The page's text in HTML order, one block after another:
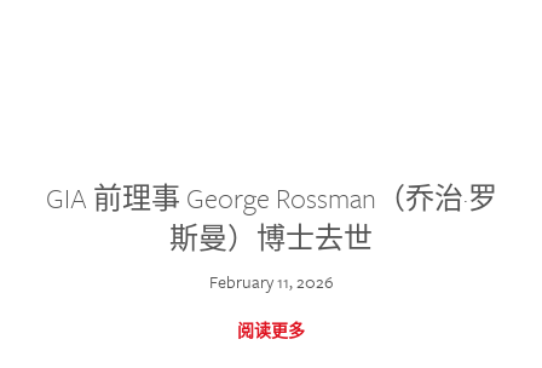
GIA 前理事 George Rossman（乔治·罗
斯曼）博士去世
February 11, 2026
阅读更多